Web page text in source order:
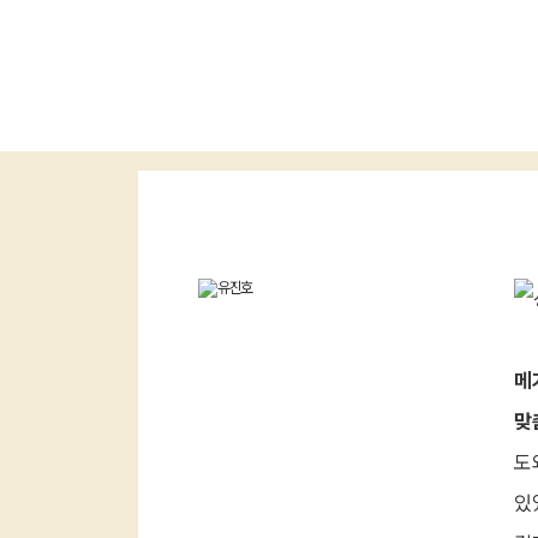
메
맞
도
있